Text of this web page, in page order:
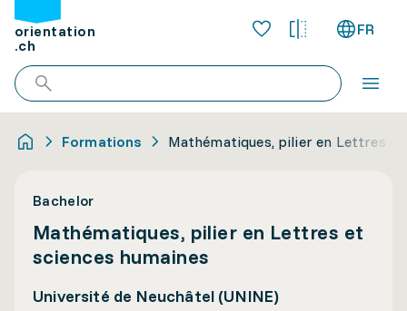
orientation
.ch
FR
Formations Mathématiques, pilier en Lettres et
Bachelor
Mathématiques, pilier en Lettres et
sciences humaines
Université de Neuchâtel (UNINE)